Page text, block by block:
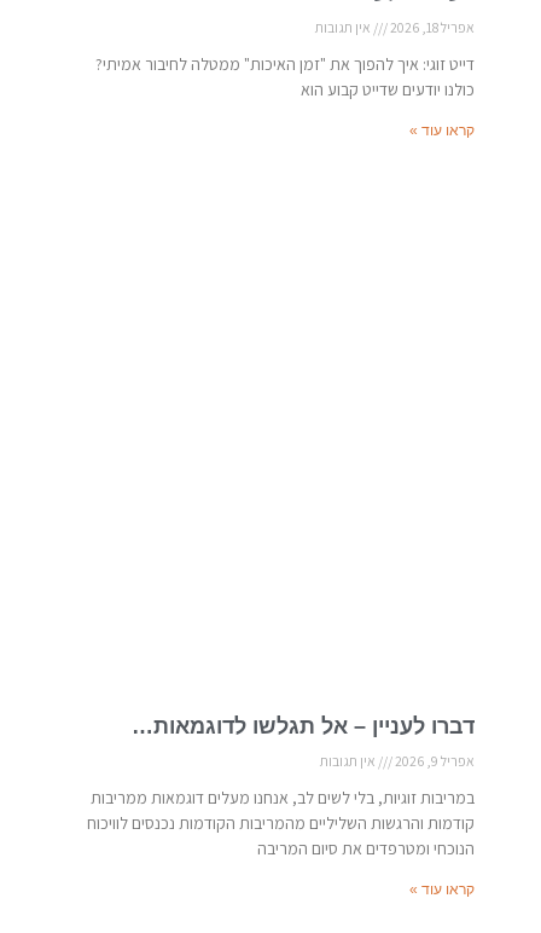
אפריל 18, 2026 אין תגובות
דייט זוגי: איך להפוך את "זמן האיכות" ממטלה לחיבור אמיתי?
כולנו יודעים שדייט קבוע הוא
קראו עוד »
דברו לעניין – אל תגלשו לדוגמאות…
אפריל 9, 2026 אין תגובות
במריבות זוגיות, בלי לשים לב, אנחנו מעלים דוגמאות ממריבות
קודמות והרגשות השליליים מהמריבות הקודמות נכנסים לוויכוח
הנוכחי ומטרפדים את סיום המריבה
קראו עוד »